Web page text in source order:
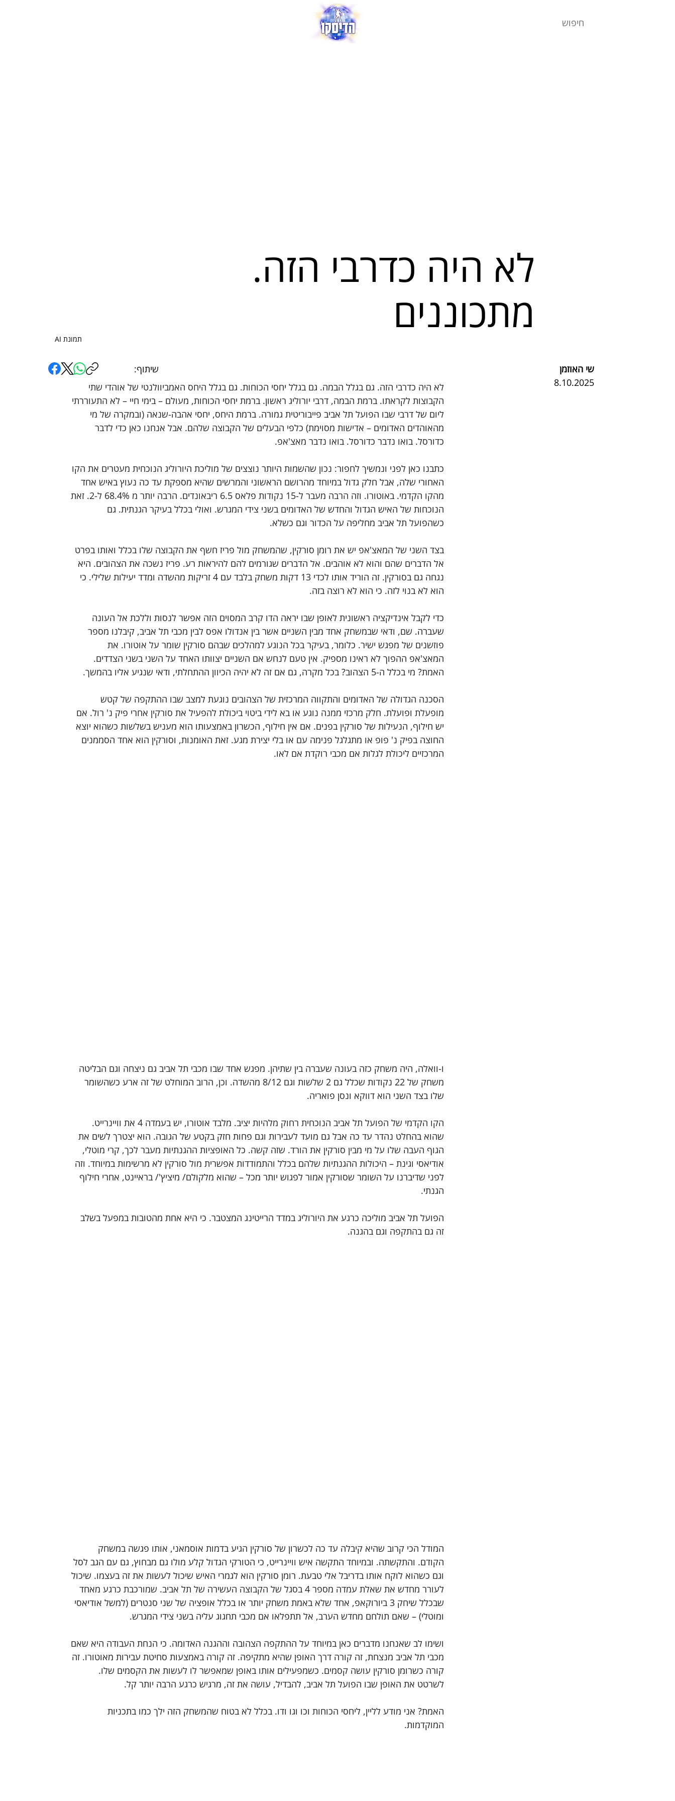
לא היה כדרבי הזה. גם בגלל הבמה. גם בגלל יחסי הכוחות. גם בגלל היחס האמביוולנטי של אוהדי שתי
הקבוצות לקראתו. ברמת הבמה, דרבי יורוליג ראשון. ברמת יחסי הכוחות, מעולם – בימי חיי – לא התעוררתי
ליום של דרבי שבו הפועל תל אביב פייבוריטית גמורה. ברמת היחס, יחסי אהבה-שנאה (ובמקרה של מי
מהאוהדים האדומים – אדישות מסוימת) כלפי הבעלים של הקבוצה שלהם. אבל אנחנו כאן כדי לדבר
כדורסל. בואו נדבר כדורסל. בואו נדבר מאצ'אפ.
כתבנו כאן לפני ונמשיך לחפור: נכון שהשמות היותר נוצצים של מוליכת היורוליג הנוכחית מעטרים את הקו
האחורי שלה, אבל חלק גדול במיוחד מהרושם הראשוני והמרשים שהיא מספקת עד כה נעוץ באיש אחד
מהקו הקדמי. באוטורו. וזה הרבה מעבר ל-15 נקודות פלאס 6.5 ריבאונדים. הרבה יותר מ 68.4% ל-2. זאת
הנוכחות של האיש הגדול והחדש של האדומים בשני צידי המגרש. ואולי בכלל בעיקר הגנתית. גם
כשהפועל תל אביב מחליפה על הכדור וגם כשלא.
בצד השני של המאצ'אפ יש את רומן סורקין, שהמשחק מול פריז חשף את הקבוצה שלו בכלל ואותו בפרט
אל הדברים שהם והוא לא אוהבים. אל הדברים שגורמים להם להיראות רע. פריז נשכה את הצהובים. היא
נגחה גם בסורקין. זה הוריד אותו לכדי 13 דקות משחק בלבד עם 4 זריקות מהשדה ומדד יעילות שלילי. כי
הוא לא בנוי לזה. כי הוא לא רוצה בזה.
כדי לקבל אינדיקציה ראשונית לאופן שבו יראה הדו קרב המסוים הזה אפשר לנסות וללכת אל העונה
שעברה. שם, ודאי שבמשחק אחד מבין השניים אשר בין אנדולו אפס לבין מכבי תל אביב, קיבלנו מספר
פוזשנים של מפגש ישיר. כלומר, בעיקר בכל הנוגע למהלכים שבהם סורקין שומר על אוטורו. את
המאצ'אפ ההפוך לא ראינו מספיק. אין טעם לנחש אם השניים יצוותו האחד על השני בשני הצדדים.
האמת? מי בכלל ה-5 הצהוב? בכל מקרה, גם אם זה לא יהיה הכיוון ההתחלתי, ודאי שנגיע אליו בהמשך.
הסכנה הגדולה של האדומים והתקווה המרכזית של הצהובים נוגעת למצב שבו ההתקפה של קטש
מופעלת ופועלת. חלק מרכזי ממנה נוגע או בא לידי ביטוי ביכולת להפעיל את סורקין אחרי פיק נ' רול. אם
יש חילוף, הנעילות של סורקין בפנים. אם אין חילוף, הכשרון באמצעותו הוא מעניש בשלשות כשהוא יוצא
החוצה בפיק נ' פופ או מתגלגל פנימה עם או בלי יצירת מגע. זאת האומנות, וסורקין הוא אחד הסממנים
המרכזיים ליכולת לגלות אם מכבי רוקדת אם לאו.
ו-וואלה, היה משחק כזה בעונה שעברה בין שתיהן. מפגש אחד שבו מכבי תל אביב גם ניצחה וגם הבליטה
משחק של 22 נקודות שכלל גם 2 שלשות וגם 8/12 מהשדה. וכן, הרוב המוחלט של זה ארע כשהשומר
שלו בצד השני הוא דווקא ונסן פואריה.
הקו הקדמי של הפועל תל אביב הנוכחית רחוק מלהיות יציב. מלבד אוטורו, יש בעמדה 4 את וויינרייט.
שהוא בהחלט נהדר עד כה אבל גם מועד לעבירות וגם פחות חזק בקטע של הגובה. הוא יצטרך לשים את
הגוף העבה שלו על מי מבין סורקין את הורד. שזה קשה. כל האופציות ההגנתיות מעבר לכך, קרי מוטלי,
אודיאסי וגינת – היכולות ההגנתיות שלהם בכלל והתמודדות אפשרית מול סורקין לא מרשימות במיוחד. וזה
לפני שדיברנו על השומר שסורקין אמור לפגוש יותר מכל – שהוא מלקולם/ מיציץ'/ בראיינט, אחרי חילוף
הגנתי.
הפועל תל אביב מוליכה כרגע את היורוליג במדד הרייטינג המצטבר. כי היא אחת מהטובות במפעל בשלב
זה גם בהתקפה וגם בהגנה.
המודל הכי קרוב שהיא קיבלה עד כה לכשרון של סורקין הגיע בדמות אוסמאני, אותו פגשה במשחק
הקודם. והתקשתה. ובמיוחד התקשה איש וויינרייט, כי הטורקי הגדול קלע מולו גם מבחוץ, גם עם הגב לסל
וגם כשהוא לוקח אותו בדריבל אלי טבעת. רומן סורקין הוא לגמרי האיש שיכול לעשות את זה בעצמו. שיכול
לעורר מחדש את שאלת עמדה מספר 4 בסגל של הקבוצה העשירה של תל אביב. שמורכבת כרגע מאחד
שבכלל שיחק 3 ביורוקאפ, אחד שלא באמת משחק יותר או בכלל אופציה של שני סנטרים (למשל אודיאסי
ומוטלי) – שאם תולחם מחדש הערב, אל תתפלאו אם מכבי תחגוג עליה בשני צידי המגרש.
ושימו לב שאנחנו מדברים כאן במיוחד על ההתקפה הצהובה וההגנה האדומה. כי הנחת העבודה היא שאם
מכבי תל אביב מנצחת, זה קורה דרך האופן שהיא מתקיפה. זה קורה באמצעות סחיטת עבירות מאוטורו. זה
קורה כשרומן סורקין עושה קסמים. כשמפעילים אותו באופן שמאפשר לו לעשות את הקסמים שלו.
לשרטט את האופן שבו הפועל תל אביב, להבדיל, עושה את זה, מרגיש כרגע הרבה יותר קל.
האמת? אני מודע לליין, ליחסי הכוחות וכו וגו ודו. בכלל לא בטוח שהמשחק הזה ילך כמו בתכניות
המוקדמות.
שיתוף:
שי האוזמן
8.10.2025
תמונת AI
לא היה כדרבי הזה.
מתכוננים